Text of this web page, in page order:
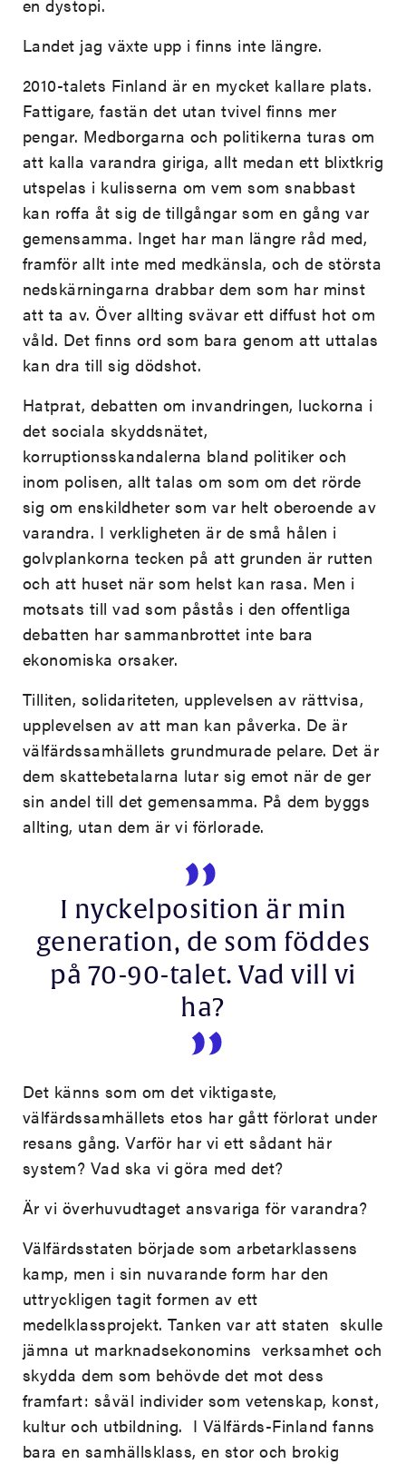
en dystopi.
Landet jag växte upp i finns inte längre.
2010-talets Finland är en mycket kallare plats.
Fattigare, fastän det utan tvivel finns mer
pengar. Medborgarna och politikerna turas om
att kalla varandra giriga, allt medan ett blixtkrig
utspelas i kulisserna om vem som snabbast
kan roffa åt sig de tillgångar som en gång var
gemensamma. Inget har man längre råd med,
framför allt inte med medkänsla, och de största
nedskärningarna drabbar dem som har minst
att ta av. Över allting svävar ett diffust hot om
våld. Det finns ord som bara genom att uttalas
kan dra till sig dödshot.
Hatprat, debatten om invandringen, luckorna i
det sociala skyddsnätet,
korruptionsskandalerna bland politiker och
inom polisen, allt talas om som om det rörde
sig om enskildheter som var helt oberoende av
varandra. I verkligheten är de små hålen i
golvplankorna tecken på att grunden är rutten
och att huset när som helst kan rasa. Men i
motsats till vad som påstås i den offentliga
debatten har sammanbrottet inte bara
ekonomiska orsaker.
Tilliten, solidariteten, upplevelsen av rättvisa,
upplevelsen av att man kan påverka. De är
välfärdssamhällets grundmurade pelare. Det är
dem skattebetalarna lutar sig emot när de ger
sin andel till det gemensamma. På dem byggs
allting, utan dem är vi förlorade.
I nyckelposition är min
generation, de som föddes
på 70-90-talet. Vad vill vi
ha?
Det känns som om det viktigaste,
välfärdssamhällets etos har gått förlorat under
resans gång. Varför har vi ett sådant här
system? Vad ska vi göra med det?
Är vi överhuvudtaget ansvariga för varandra?
Välfärdsstaten började som arbetarklassens
kamp, men i sin nuvarande form har den
uttryckligen tagit formen av ett
medelklassprojekt. Tanken var att staten skulle
jämna ut marknadsekonomins verksamhet och
skydda dem som behövde det mot dess
framfart: såväl individer som vetenskap, konst,
kultur och utbildning. I Välfärds-Finland fanns
bara en samhällsklass, en stor och brokig